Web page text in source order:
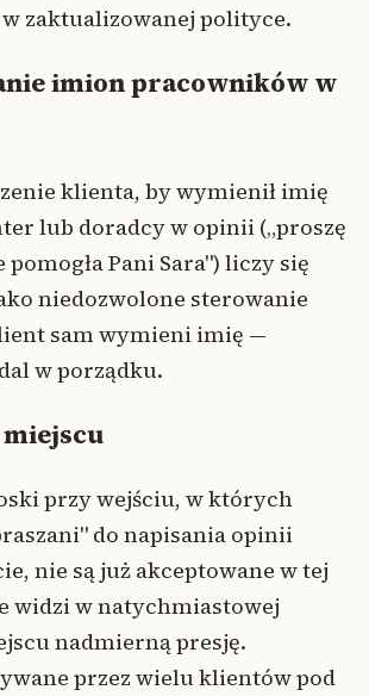
w zaktualizowanej polityce.
imion pracowników w
klienta, by wymienił imię
lub doradcy w opinii („proszę
Pani Sara") liczy się
niedozwolone sterowanie
sam wymieni imię —
w porządku.
miejscu
przy wejściu, w których
do napisania opinii
nie są już akceptowane w tej
widzi w natychmiastowej
nadmierną presję.
przez wielu klientów pod